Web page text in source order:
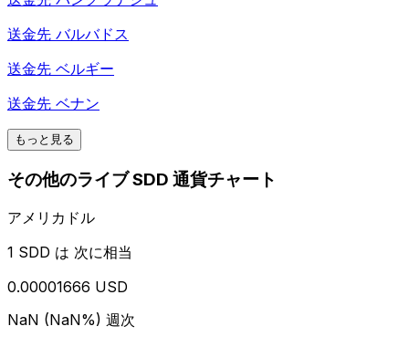
送金先 バルバドス
送金先 ベルギー
送金先 ベナン
もっと見る
その他のライブ SDD 通貨チャート
アメリカドル
1 SDD は 次に相当
0.00001666 USD
NaN (NaN%) 週次